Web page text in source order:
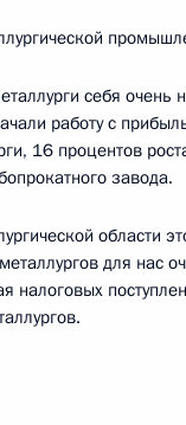
себя очень
работу с
16 процентов
завода.
области
для нас
налоговых